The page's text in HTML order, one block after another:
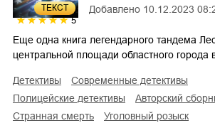
ТЕКСТ
5
Добавлено 10.12.2023
Еще одна книга легендарного тандема
центральной площади областного города
детективы
современные детективы
полицейские детективы
авторский
странная смерть
уголовный розыск